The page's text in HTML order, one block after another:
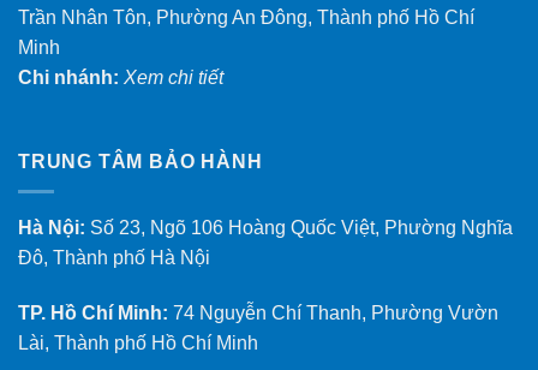
Trần Nhân Tôn, Phường An Đông, Thành phố Hồ Chí
Minh
Chi nhánh: Xem chi tiết
TRUNG TÂM BẢO HÀNH
Hà Nội: Số 23, Ngõ 106 Hoàng Quốc Việt, Phường Nghĩa
Đô, Thành phố Hà Nội
TP. Hồ Chí Minh: 74 Nguyễn Chí Thanh, Phường Vườn
Lài, Thành phố Hồ Chí Minh